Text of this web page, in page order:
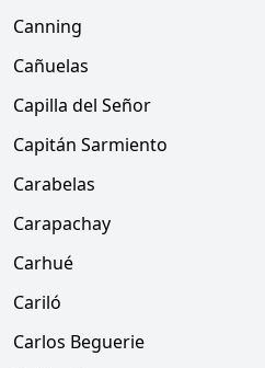
Canning
Cañuelas
Capilla del Señor
Capitán Sarmiento
Carabelas
Carapachay
Carhué
Cariló
Carlos Beguerie